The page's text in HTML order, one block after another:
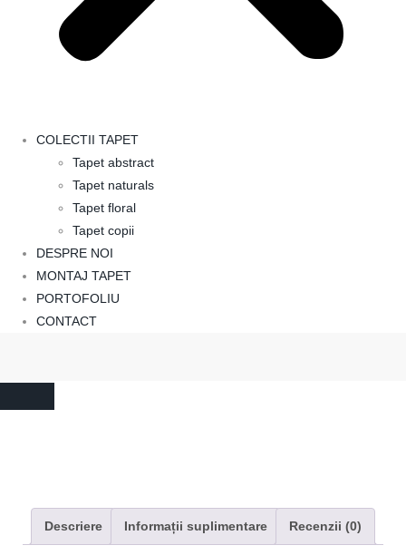
COLECTII TAPET
Tapet abstract
Tapet naturals
Tapet floral
Tapet copii
DESPRE NOI
MONTAJ TAPET
PORTOFOLIU
CONTACT
Descriere Informații suplimentare Recenzii (0)